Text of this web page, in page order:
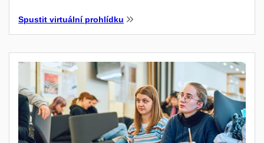
Spustit virtuální prohlídku